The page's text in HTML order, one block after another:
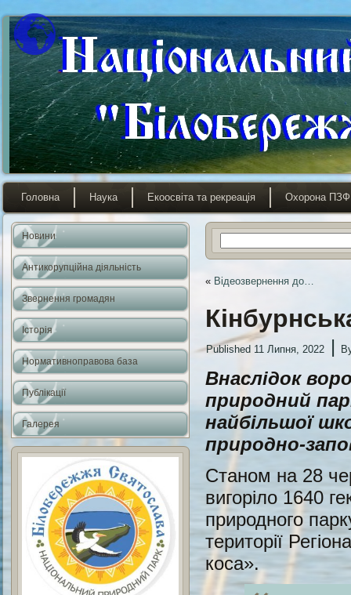
Головна Наука Екоосвіта та рекреація Охорона ПЗФ
Новини
Антикорупційна діяльність
Звернення громадян
Історія
Нормативноправова база
Публікації
Галерея
« Відеозвернення до…
Published 11 Липня, 2022 |
Внаслідок
природний
найбільшої
природно-
Станом на 28
вигоріло 1640
природного
території
коса».